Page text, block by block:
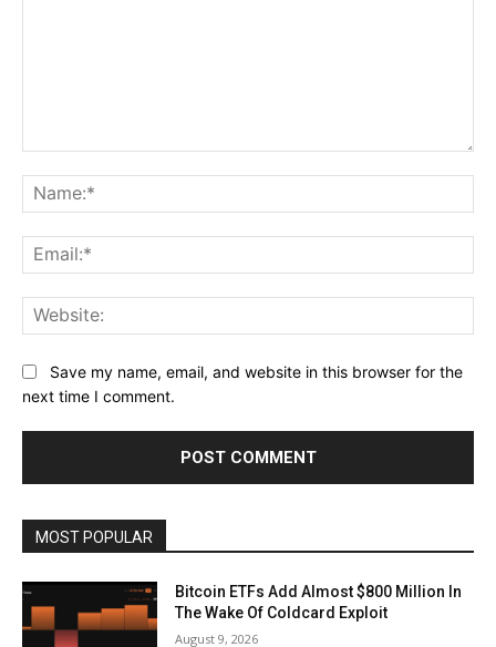
Save my name, email, and website in this browser for the
next time I comment.
MOST POPULAR
Bitcoin ETFs Add Almost $800 Million In
The Wake Of Coldcard Exploit
August 9, 2026